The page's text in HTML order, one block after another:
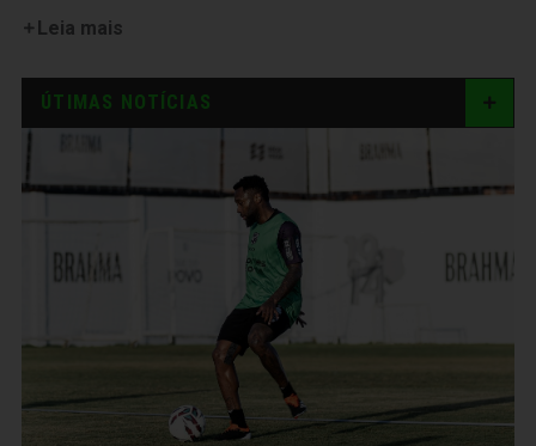
Leia mais
ÚTIMAS NOTÍCIAS